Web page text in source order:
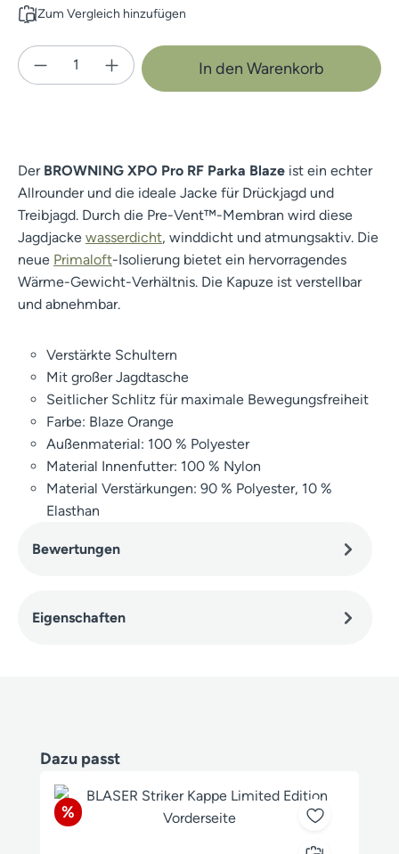
Zum Vergleich hinzufügen
Produkt Anzahl: Gib den gewünschten
In den Warenkorb
Der BROWNING XPO Pro RF Parka Blaze ist ein echter
Allrounder und die ideale Jacke für Drückjagd und
Treibjagd. Durch die Pre-Vent™-Membran wird diese
Jagdjacke wasserdicht, winddicht und atmungsaktiv. Die
neue Primaloft-Isolierung bietet ein hervorragendes
Wärme-Gewicht-Verhältnis. Die Kapuze ist verstellbar
und abnehmbar.
Verstärkte Schultern
Mit großer Jagdtasche
Seitlicher Schlitz für maximale Bewegungsfreiheit
Farbe: Blaze Orange
Außenmaterial: 100 % Polyester
Material Innenfutter: 100 % Nylon
Material Verstärkungen: 90 % Polyester, 10 %
Elasthan
Bewertungen
Eigenschaften
Produktgalerie überspringen
Dazu passt
Rabatt
%